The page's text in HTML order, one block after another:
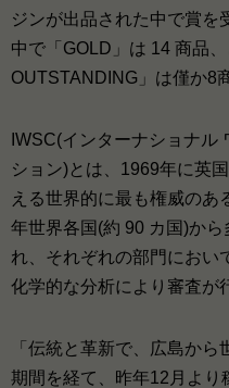
ジンが出品された中で賞を
中で「GOLD」は 14 商品
OUTSTANDING」は僅か8
IWSC(インターナショナル
ション)とは、1969年に英
える世界的に最も権威のあ
年世界各国(約 90 カ国)か
れ、それぞれの部門におい
化学的な分析により審査が
「伝統と革新で、広島か
期間を経て、昨年12月よ